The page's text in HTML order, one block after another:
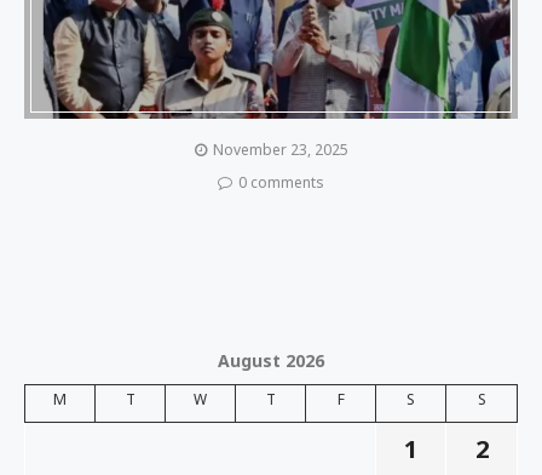
November 23, 2025
0 comments
August 2026
M T W T F S S
1
2